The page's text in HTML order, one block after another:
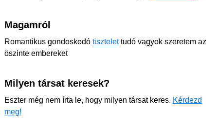
Magamról
Romantikus gondoskodó tisztelettudó vagyok szeretem az
öszinte embereket
Milyen társat keresek?
Eszter még nem írta le, hogy milyen társat keres. Kérdezd
meg!